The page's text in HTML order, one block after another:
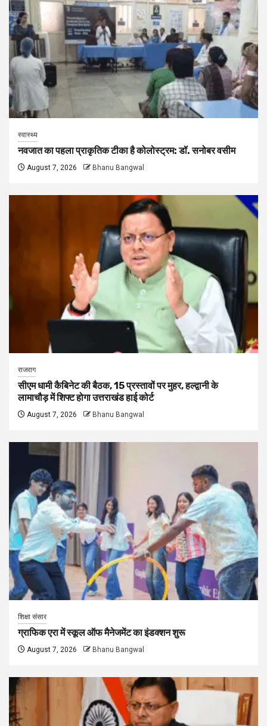
स्वास्थ्य
नवजात का पहला प्राकृतिक टीका है कोलोस्ट्रम: डॉ. सनोबर वसीम
August 7, 2026 Bhanu Bangwal
राजराग
सीएम धामी कैबिनेट की बैठक, 15 प्रस्तावों पर मुहर, हल्द्वानी के
लामाचौड़ में शिफ्ट होगा उत्तराखंड हाई कोर्ट
August 7, 2026 Bhanu Bangwal
शिक्षा संसार
ग्राफिक एरा में स्कूल ऑफ मैनेजमेंट का इंडक्शन शुरू
August 7, 2026 Bhanu Bangwal